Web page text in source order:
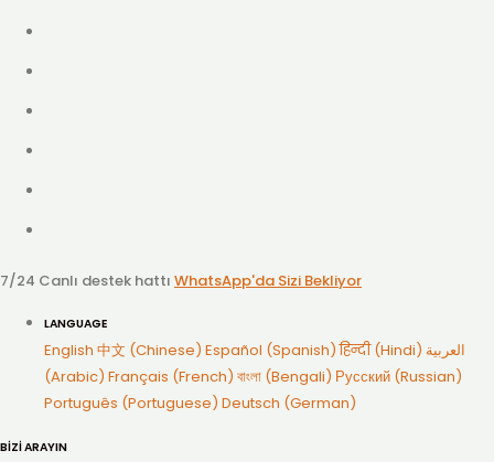
7/24 Canlı destek hattı WhatsApp'da Sizi Bekliyor
LANGUAGE
English 中文 (Chinese) Español (Spanish) हिन्दी (Hindi) العربية
(Arabic) Français (French) বাংলা (Bengali) Русский (Russian)
Português (Portuguese) Deutsch (German)
BİZİ ARAYIN